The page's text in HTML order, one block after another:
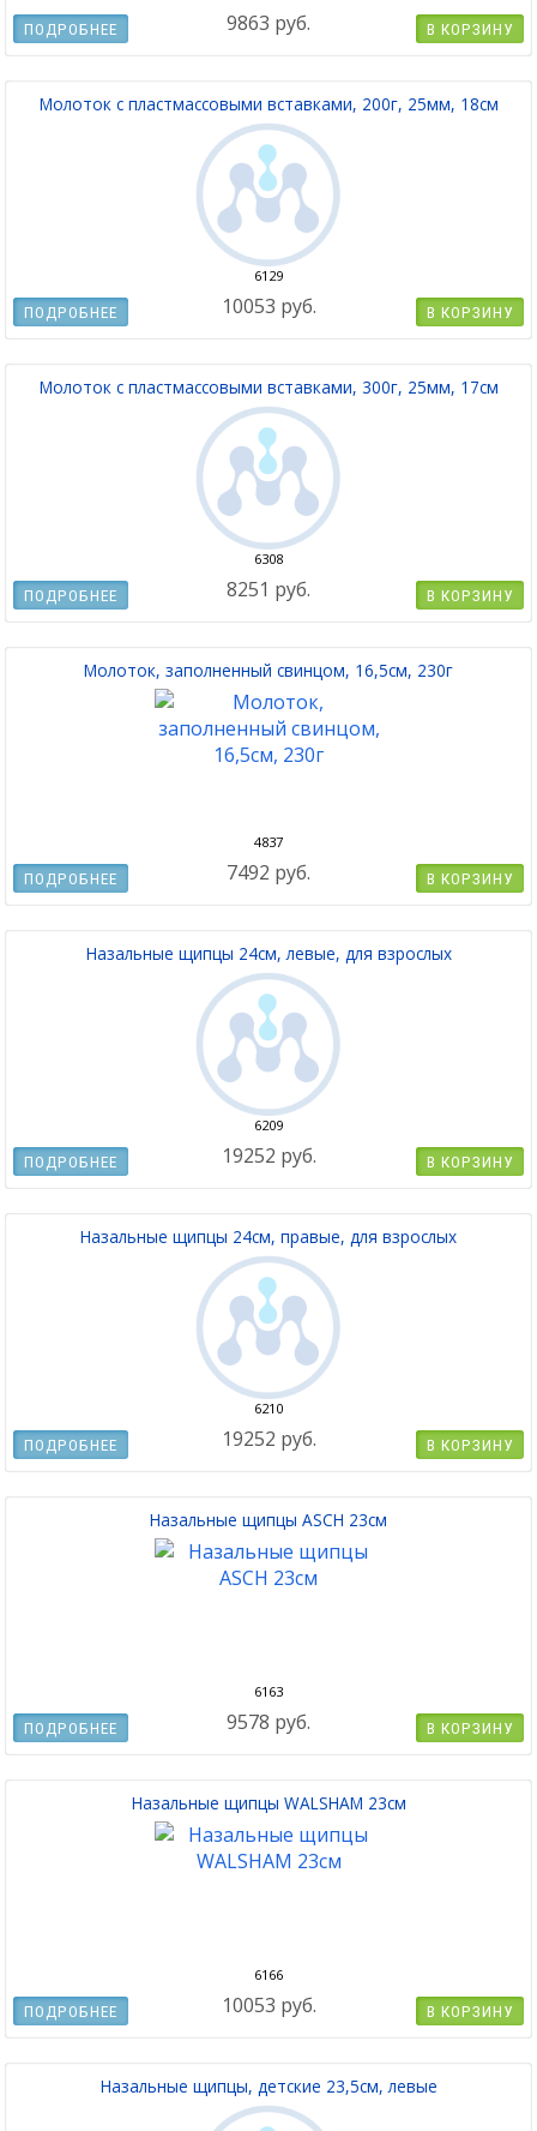
9863 руб. В КОРЗИНУ
ПОДРОБНЕЕ
Молоток с пластмассовыми вставками, 200г, 25мм, 18см
6129
10053 руб. В КОРЗИНУ
ПОДРОБНЕЕ
Молоток с пластмассовыми вставками, 300г, 25мм, 17см
6308
8251 руб. В КОРЗИНУ
ПОДРОБНЕЕ
Молоток, заполненный свинцом, 16,5см, 230г
4837
7492 руб. В КОРЗИНУ
ПОДРОБНЕЕ
Назальные щипцы 24см, левые, для взрослых
6209
19252 руб. В КОРЗИНУ
ПОДРОБНЕЕ
Назальные щипцы 24см, правые, для взрослых
6210
19252 руб. В КОРЗИНУ
ПОДРОБНЕЕ
Назальные щипцы ASCH 23см
6163
9578 руб. В КОРЗИНУ
ПОДРОБНЕЕ
Назальные щипцы WALSHAM 23см
6166
10053 руб. В КОРЗИНУ
ПОДРОБНЕЕ
Назальные щипцы, детские 23,5см, левые